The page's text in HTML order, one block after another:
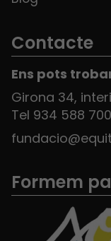
Contacte
Ens pots
Girona 34,
Tel 934 588 700
Formem